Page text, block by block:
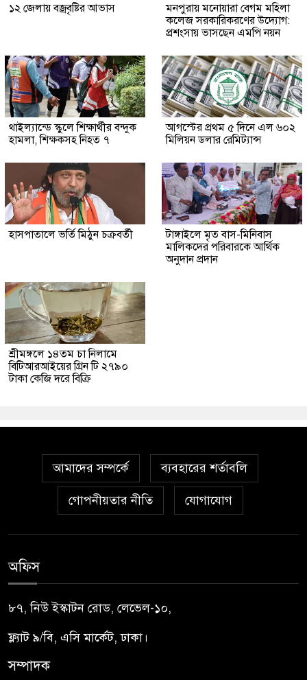
১২ জেলায় বজ্রবৃষ্টির আভাস
মনপুরায় মনোয়ারা বেগম মহিলা
কলেজ সরকারিকরণের উদ্যোগ:
প্রশংসায় ভাসছেন এমপি নয়ন
থাইল্যান্ডে স্কুলে শিক্ষার্থীর বন্দুক
হামলা, শিক্ষকসহ নিহত ৭
আগস্টের প্রথম ৫ দিনে এল ৬০২
মিলিয়ন ডলার রেমিট্যান্স
হাসপাতালে ভর্তি মিঠুন চক্রবর্তী
টাঙ্গাইলে মৃত বাস-মিনিবাস
মালিকদের পরিবারকে আর্থিক
অনুদান প্রদান
শ্রীমঙ্গলে ১৪তম চা নিলামে
বিটিআরআইয়ের গ্রিন টি ২৭৯০
টাকা কেজি দরে বিক্রি
আমাদের সম্পর্কে ব্যবহারের শর্তাবলি
গোপনীয়তার নীতি যোগাযোগ
অফিস
৮৭, নিউ ইস্কাটন রোড, লেভেল-১০,
ফ্ল্যাট ৯/বি, এসি মার্কেট, ঢাকা।
সম্পাদক